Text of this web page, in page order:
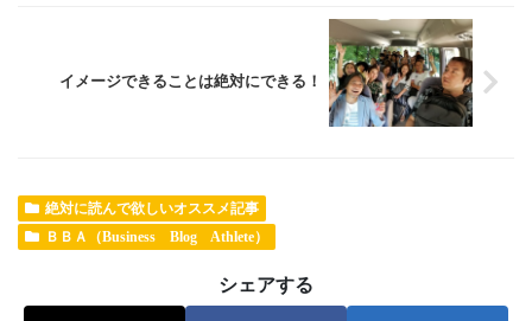
イメージできることは絶対にできる！
絶対に読んで欲しいオススメ記事
ＢＢＡ（Business Blog Athlete）
シェアする